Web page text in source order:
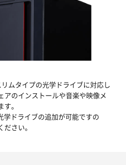
ムタイプの光学ドライブに対応し
アのインストールや音楽や映像メ
。
学ドライブの追加が可能ですの
さい。